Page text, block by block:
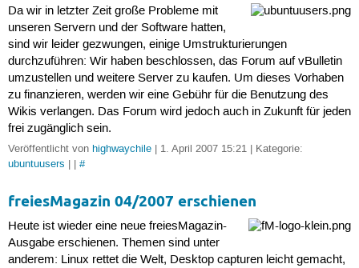
Da wir in letzter Zeit große Probleme mit
unseren Servern und der Software hatten,
sind wir leider gezwungen, einige Umstrukturierungen
durchzuführen: Wir haben beschlossen, das Forum auf vBulletin
umzustellen und weitere Server zu kaufen. Um dieses Vorhaben
zu finanzieren, werden wir eine Gebühr für die Benutzung des
Wikis verlangen. Das Forum wird jedoch auch in Zukunft für jeden
frei zugänglich sein.
Veröffentlicht von highwaychile| 1. April 2007 15:21 | Kategorie:
ubuntuusers | | #
freiesMagazin 04/2007 erschienen
Heute ist wieder eine neue freiesMagazin-
Ausgabe erschienen. Themen sind unter
anderem: Linux rettet die Welt, Desktop capturen leicht gemacht,